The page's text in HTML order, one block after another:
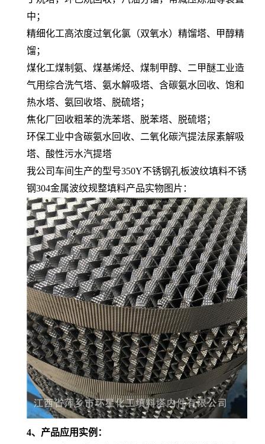
中；
精细化工高浓度过氧化氯（双氧水）精馏塔、甲醇精
馏；
煤化工煤制氨、煤基烯烃、煤制甲醇、二甲醚工业造
气用综合洗气塔、氨水解吸塔、含碳氨水回收、饱和
热水塔、氨回收塔、脱硫塔；
焦化厂回收粗苯的洗苯塔、脱苯塔、脱硫塔；
环保工业中含碳氨水回收、二氧化碳汽提法尿素解吸
塔、酸性污水汽提塔
我公司车间生产的型号350Y不锈钢孔板波纹填料不锈
钢304金属波纹规整填料产品实物图片：
4、产品应用实例：